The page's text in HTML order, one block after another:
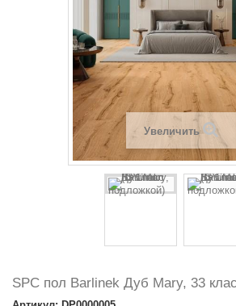
Увеличить
SPC пол Barlinek Дуб Mary, 33